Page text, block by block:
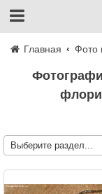
Главная Фото
Фотографии из темы: Неродия зеленая